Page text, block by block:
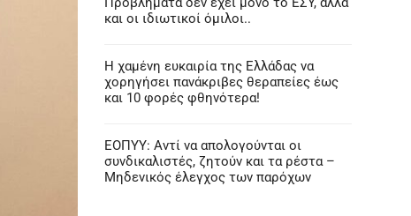
και οι ιδιωτικοί όμιλοι..
Η χαμένη ευκαιρία της Ελλάδας να
χορηγήσει πανάκριβες θεραπείες έως
και 10 φορές φθηνότερα!
ΕΟΠΥΥ: Αντί να απολογούνται οι
συνδικαλιστές, ζητούν και τα ρέστα –
Μηδενικός έλεγχος των παρόχων